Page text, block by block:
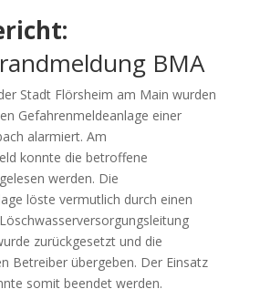
BMA
Stadt Flörsheim am Main wurden
Gefahrenmeldeanlage einer
alarmiert. Am
konnte die betroffene
werden. Die
löste vermutlich durch einen
zurückgesetzt und die
Betreiber übergeben. Der Einsatz
somit beendet werden.